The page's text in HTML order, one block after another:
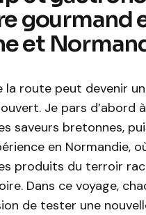
gourmand
et
la route peut devenir
Je pars d’abord
saveurs bretonnes,
en Normandie,
produits du terroir
Dans ce voyage,
de tester une